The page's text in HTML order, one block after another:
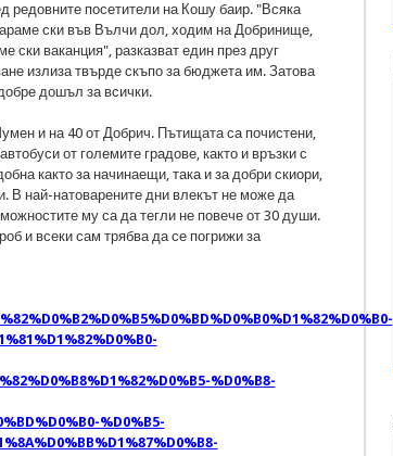
редовните посетители на Кошу баир. "Всяка
ски във Вълчи дол, ходим на Добринище,
ски ваканция", разказват един през друг
излиза твърде скъпо за бюджета им. Затова
дошъл за всички.
и на 40 от Добрич. Пътищата са почистени,
от големите градове, както и връзки с
както за начинаещи, така и за добри скиори,
В най-натоварените дни влекът не може да
му са да тегли не повече от 30 души.
и всеки сам трябва да се погрижи за
%D0%B8-
%D0%B5-